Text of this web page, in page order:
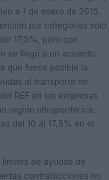
a 1 de enero de 2015.
por categorías solo
17,5%, pero con
se llegó a un acuerdo
que fuese posible la
al transporte de
REF en las empresas
región ultraperiférica,
del 10 al 17,5% en el
de ayudas de
contradicciones no